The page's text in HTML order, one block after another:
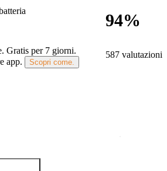
94%
587 valutazioni
Gratis per 7 giorni.
app.
Scopri come.